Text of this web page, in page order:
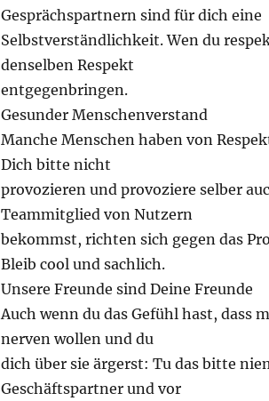
Gesprächspartnern sind für dich eine
Selbstverständlichkeit. Wen du
denselben Respekt
entgegenbringen.
Gesunder Menschenverstand
Manche Menschen haben von
Dich bitte nicht
provozieren und provoziere selber
Teammitglied von Nutzern
bekommst, richten sich gegen das
Bleib cool und sachlich.
Unsere Freunde sind Deine Freunde
Auch wenn du das Gefühl hast, dass
nerven wollen und du
dich über sie ärgerst: Tu das bitte
Geschäftspartner und vor